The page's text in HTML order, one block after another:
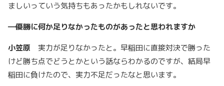
ましいっていう気持ちもあったかもしれないです。
―優勝に何か足りなかったものがあったと思われますか
小笠原 実力が足りなかったと。早稲田に直接対決で勝った
けど勝ち点でどうとかという話ならわかるのですが、結局早
稲田に負けたので、実力不足だったなと思います。